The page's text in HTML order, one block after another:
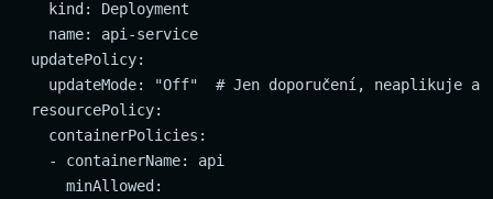
    kind: Deployment
    name: api-service
  updatePolicy:
updateMode: "Off"  # Jen doporučení, neaplikuje
  resourcePolicy:
    containerPolicies:
    - containerName: api
      minAllowed: